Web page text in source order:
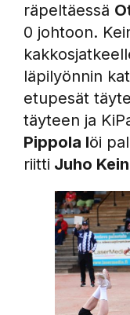
räpeltäessä
0 johtoon.
läpilyönnin
etupesät
täyteen ja
Pippola löi
riitti Juho